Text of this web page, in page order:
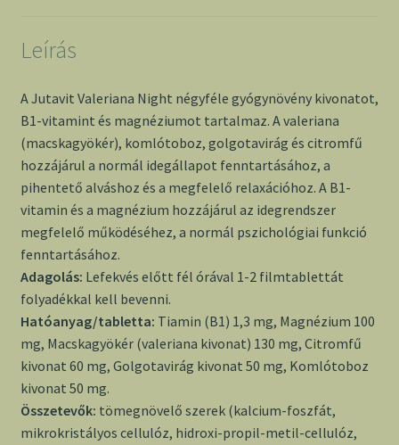
Leírás
A Jutavit Valeriana Night négyféle gyógynövény kivonatot,
B1-vitamint és magnéziumot tartalmaz. A valeriana
(macskagyökér), komlótoboz, golgotavirág és citromfű
hozzájárul a normál idegállapot fenntartásához, a
pihentető alváshoz és a megfelelő relaxációhoz. A B1-
vitamin és a magnézium hozzájárul az idegrendszer
megfelelő működéséhez, a normál pszichológiai funkció
fenntartásához.
Adagolás: Lefekvés előtt fél órával 1-2 filmtablettát
folyadékkal kell bevenni.
Hatóanyag/tabletta: Tiamin (B1) 1,3 mg, Magnézium 100
mg, Macskagyökér (valeriana kivonat) 130 mg, Citromfű
kivonat 60 mg, Golgotavirág kivonat 50 mg, Komlótoboz
kivonat 50 mg.
Összetevők: tömegnövelő szerek (kalcium-foszfát,
mikrokristályos cellulóz, hidroxi-propil-metil-cellulóz,